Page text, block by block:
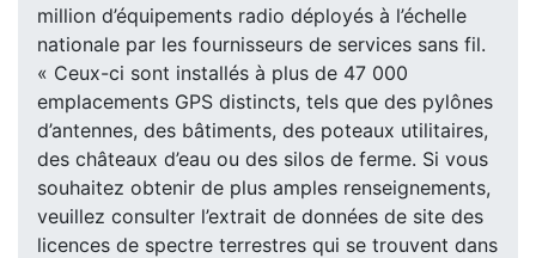
million d’équipements radio déployés à l’échelle
nationale par les fournisseurs de services sans fil.
« Ceux-ci sont installés à plus de 47 000
emplacements GPS distincts, tels que des pylônes
d’antennes, des bâtiments, des poteaux utilitaires,
des châteaux d’eau ou des silos de ferme. Si vous
souhaitez obtenir de plus amples renseignements,
veuillez consulter l’extrait de données de site des
licences de spectre terrestres qui se trouvent dans